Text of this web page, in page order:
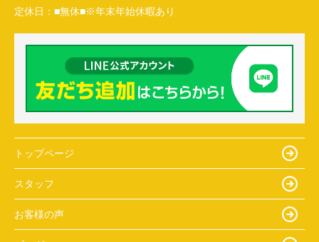
定休日： ■無休■※年末年始休暇あり
トップページ
スタッフ
お客様の声